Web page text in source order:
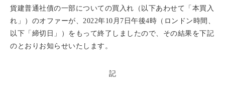
貨建普通社債の一部についての買入れ（以下あわせて「本買入
れ」）のオファーが、2022年10月7日午後4時（ロンドン時間、
以下「締切日」）をもって終了しましたので、その結果を下記
のとおりお知らせいたします。
記